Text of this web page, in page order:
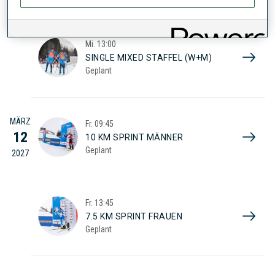
Mi. 13:00
SINGLE MIXED STAFFEL (W+M)
Geplant
MÄRZ
12
2027
Fr. 09:45
10 KM SPRINT MÄNNER
Geplant
Fr. 13:45
7.5 KM SPRINT FRAUEN
Geplant